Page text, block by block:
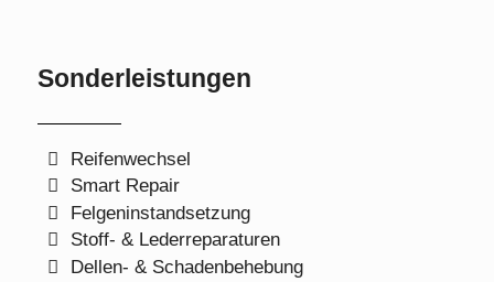
Sonderleistungen
Reifenwechsel
Smart Repair
Felgeninstandsetzung
Stoff- & Lederreparaturen
Dellen- & Schadenbehebung